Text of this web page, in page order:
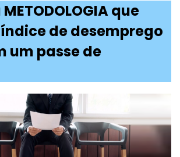
que
de desemprego
um passe de